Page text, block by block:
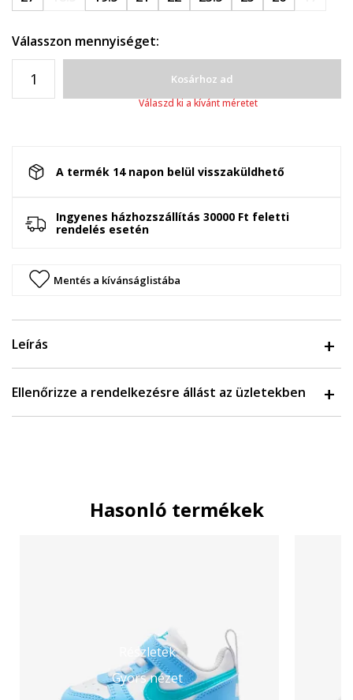
Válasszon mennyiséget:
Kosárhoz ad
Válaszd ki a kívánt méretet
A termék 14 napon belül visszaküldhető
Ingyenes házhozszállítás 30000 Ft feletti
rendelés esetén
Mentés a kívánságlistába
Leírás
Ellenőrizze a rendelkezésre állást az üzletekben
Hasonló termékek
Részletek
Gyors nézet